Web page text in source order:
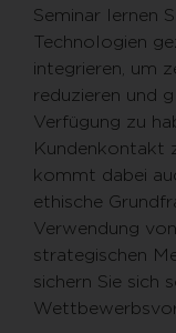
Seminar lernen
Technologien
integrieren, um
reduzieren und
Verfügung zu
Kundenkontakt
kommt dabei
ethische
Verwendung
strategischen
sichern Sie sich